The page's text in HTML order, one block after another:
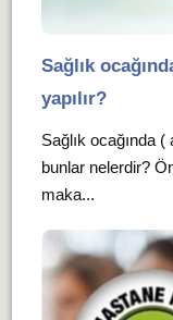
Sağlık
yapılır?
Sağlık ocağında
bunlar nelerdir?
maka...